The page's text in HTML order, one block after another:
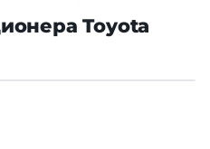
Toyota